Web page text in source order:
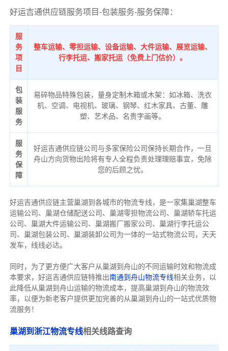
好运吉通供应链服务项目-包装服务-服务保障：
服
务
项
目
整车运输、零担运输、设备运输、大件运输、展览运输、
行李托运、搬家托运（免费上门估价）。
包
装
服
务
易碎物品特殊包装，量身定制木箱或木架：如冰箱、洗衣
机、空调、电视机、玻璃、钢琴、红木家具、古董、雕
塑、艺术品、名贵字画等。
服
务
保
障
好运吉通供应链公司与多家保险公司保持长期合作，一旦
舟山方向货物出险将有专人全程负责处理理赔事宜，免除
您的后顾之忧。
好运吉通供应链主营巢湖到各城市的物流专线，是一家集巢湖整车
运输公司、巢湖仓储配送公司、巢湖零担物流公司、巢湖轿车托运
公司、巢湖大件运输公司、巢湖搬厂搬家公司、巢湖行李托运公
司、巢湖包装公司、巢湖装卸公司为一体的一站式物流公司，天天
发车，线线必达。
同时，为了更方便广大客户从巢湖到舟山的不同运输时效和物流成
本要求，好运吉通供应链特推出南通到舟山物流专线相关业务，以
此降低从巢湖到舟山运输的物流成本，提高巢湖到舟山的物流效
率，以便为新老客户提供更加完善的从巢湖到舟山的一站式优质物
流服务！
巢湖到浙江物流专线相关线路查询